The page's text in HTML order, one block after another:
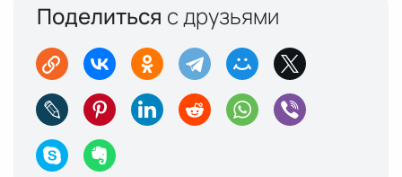
Поделиться с друзьями